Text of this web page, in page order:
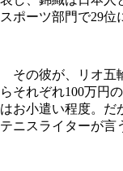
スポーツ部門で29位
その彼が、リオ五
らそれぞれ100万円
はお小遣い程度。だ
テニスライターが言